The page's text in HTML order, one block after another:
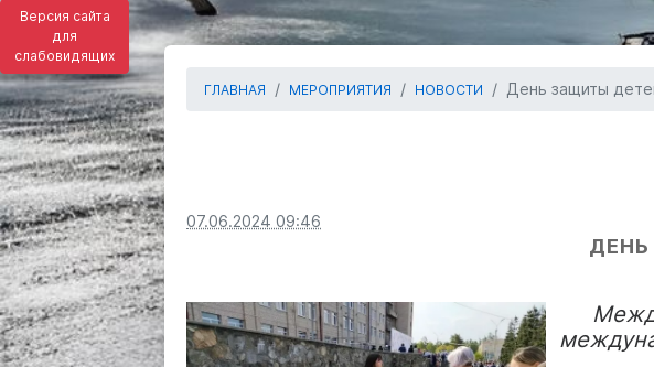
Версия сайта
для
слабовидящих
ГЛАВНАЯ МЕРОПРИЯТИЯ НОВОСТИ День защиты
07.06.2024 09:46